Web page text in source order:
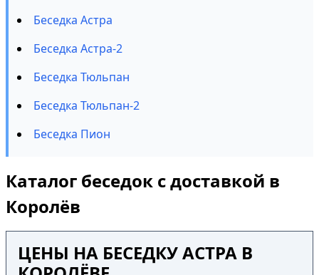
Беседка Астра
Беседка Астра-2
Беседка Тюльпан
Беседка Тюльпан-2
Беседка Пион
Каталог беседок с доставкой в
Королёв
ЦЕНЫ НА БЕСЕДКУ АСТРА В